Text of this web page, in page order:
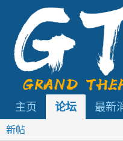
主页 论坛 最新
新帖